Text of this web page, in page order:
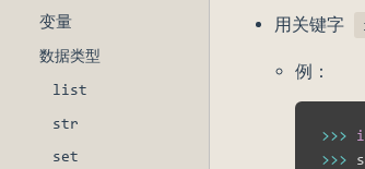
变量
数据类型
list
str
set
用关键字
例：
>>>
>>>